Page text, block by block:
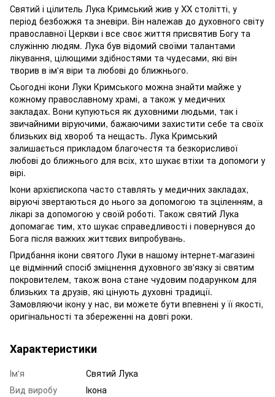
Святий і цілитель Лука Кримський жив у XX столітті, у
період безбожжя та зневіри. Він належав до духовного світу
православної Церкви і все своє життя присвятив Богу та
служінню людям. Лука був відомий своїми талантами
лікування, цілющими здібностями та чудесами, які він
творив в ім'я віри та любові до ближнього.
Сьогодні ікони Луки Кримського можна знайти майже у
кожному православному храмі, а також у медичних
закладах. Вони купуються як духовними людьми, так і
звичайними віруючими, бажаючими захистити себе та своїх
близьких від хвороб та нещасть. Лука Кримський
залишається прикладом благочестя та безкорисливої
любові до ближнього для всіх, хто шукає втіхи та допомоги у
вірі.
Ікони архієпископа часто ставлять у медичних закладах,
віруючі звертаються до нього за допомогою та зціленням, а
лікарі за допомогою у своїй роботі. Також святий Лука
допомагає тим, хто шукає справедливості і повернувся до
Бога після важких життєвих випробувань.
Придбання ікони святого Луки в нашому інтернет-магазині
це відмінний спосіб зміцнення духовного зв'язку зі святим
покровителем, також вона стане чудовим подарунком для
близьких та друзів, які цінують духовні традиції.
Замовляючи ікону у нас, ви можете бути впевнені у її якості,
оригінальності та збереженні на довгі роки.
Характеристики
Ім'я
Святий Лука
Вид виробу
Ікона